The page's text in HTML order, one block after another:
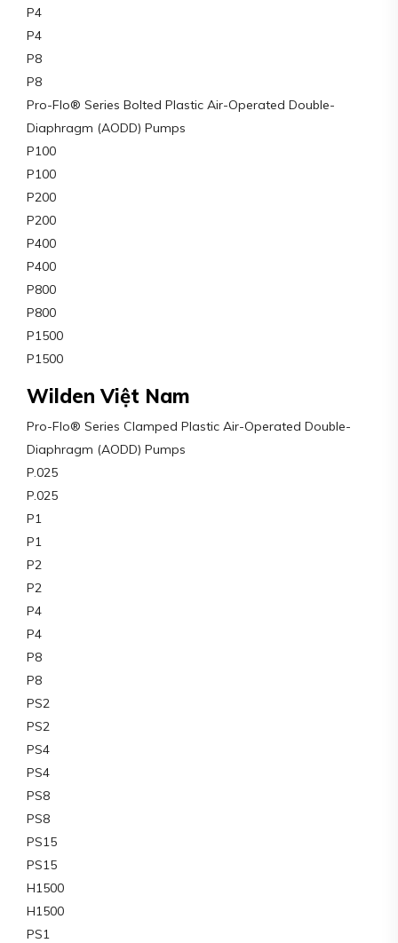
P4
P4
P8
P8
Pro-Flo® Series Bolted Plastic Air-Operated Double-
Diaphragm (AODD) Pumps
P100
P100
P200
P200
P400
P400
P800
P800
P1500
P1500
Wilden Việt Nam
Pro-Flo® Series Clamped Plastic Air-Operated Double-
Diaphragm (AODD) Pumps
P.025
P.025
P1
P1
P2
P2
P4
P4
P8
P8
PS2
PS2
PS4
PS4
PS8
PS8
PS15
PS15
H1500
H1500
PS1